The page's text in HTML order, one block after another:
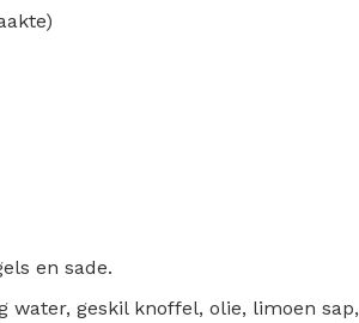
en sade.
water, geskil knoffel, olie, limoen sap,